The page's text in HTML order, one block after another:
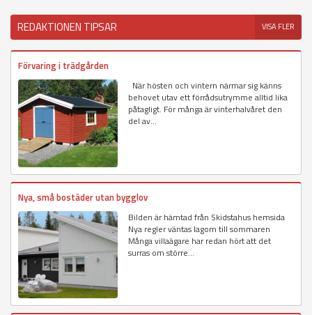
REDAKTIONEN TIPSAR VISA FLER
Förvaring i trädgården
När hösten och vintern närmar sig känns
behovet utav ett förrådsutrymme alltid lika
påtagligt. För många är vinterhalvåret den
del av...
Nya, små bostäder utan bygglov
Bilden är hämtad från Skidstahus hemsida
Nya regler väntas lagom till sommaren
Många villaägare har redan hört att det
surras om större...